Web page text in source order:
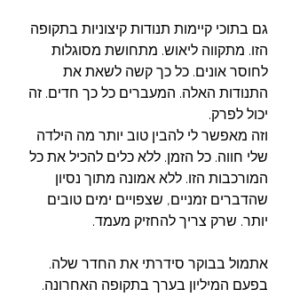
גם בתוכי קיימות תנודות קיצוניות בתקופה
הזו. מתקווה ליאוש. מתחושת מסוגלות
לחוסר אונים. כל כך קשה לשאת את
התנודות האלה. המעברים כל כך חדים. זה
יכול לפרק.
וזה מאפשר לי להבין טוב יותר מה הילדה
שלי חווה. כל הזמן. ללא כלים להכיל את כל
המורכבות הזו. ללא אמונה מתוך נסיון
שהדברים זמניים, שצפויים ימים טובים
יותר. שרק צריך להחזיק מעמד.
אתמול בבוקר סידרתי את החדר שלה.
בפעם המיליון בערך בתקופה האחרונה.